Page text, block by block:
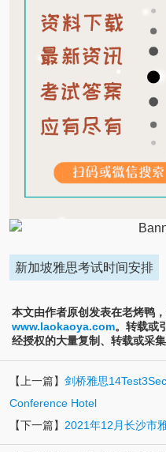
新加坡雅思考试时间安排
本文由作者原创发表在老烤鸭
www.laokaoya.com。转载或
经授权的大量复制、转载或采
【上一篇】 剑桥雅思
Conference Hotel
【下一篇】 2021年12月长沙市